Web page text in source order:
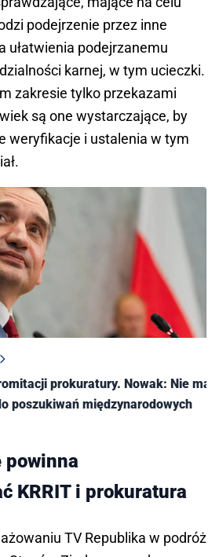
podejrzenie przez inne
ułatwienia podejrzanemu
karnej, w tym ucieczki.
zakresie tylko przekazami
są one wystarczające, by
weryfikacje i ustalenia w tym
prokuratury. Nowak: Nie ma
poszukiwań międzynarodowych
powinna
KRRIT i prokuratura
TV Republika w podróż